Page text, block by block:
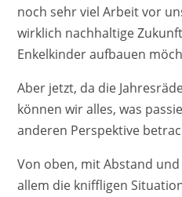
noch sehr viel Arbeit vor
wirklich nachhaltige
Enkelkinder aufbauen
Aber jetzt, da die
können wir alles, was
anderen Perspektive
Von oben, mit Abstand
allem die kniffligen